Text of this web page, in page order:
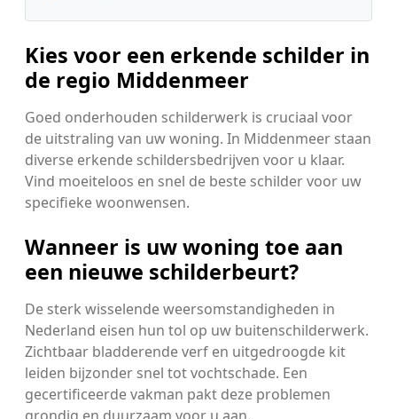
Kies voor een erkende schilder in
de regio Middenmeer
Goed onderhouden schilderwerk is cruciaal voor
de uitstraling van uw woning. In Middenmeer staan
diverse erkende schildersbedrijven voor u klaar.
Vind moeiteloos en snel de beste schilder voor uw
specifieke woonwensen.
Wanneer is uw woning toe aan
een nieuwe schilderbeurt?
De sterk wisselende weersomstandigheden in
Nederland eisen hun tol op uw buitenschilderwerk.
Zichtbaar bladderende verf en uitgedroogde kit
leiden bijzonder snel tot vochtschade. Een
gecertificeerde vakman pakt deze problemen